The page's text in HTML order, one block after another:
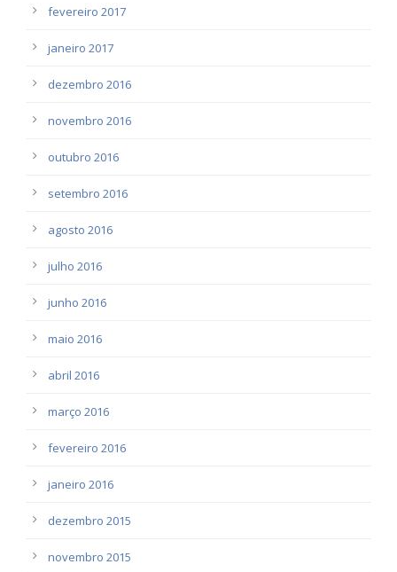
fevereiro 2017
janeiro 2017
dezembro 2016
novembro 2016
outubro 2016
setembro 2016
agosto 2016
julho 2016
junho 2016
maio 2016
abril 2016
março 2016
fevereiro 2016
janeiro 2016
dezembro 2015
novembro 2015